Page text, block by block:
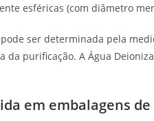
esféricas (com diâmetro
ser determinada pela
da purificação. A Água
em embalagens